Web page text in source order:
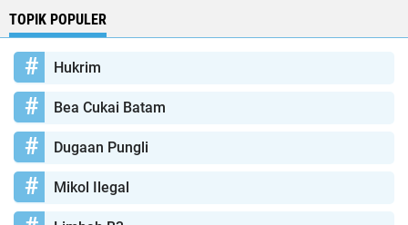
TOPIK POPULER
Hukrim
Bea Cukai Batam
Dugaan Pungli
Mikol Ilegal